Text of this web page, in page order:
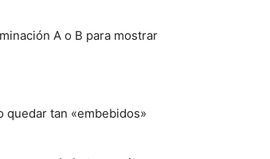
A o B para mostrar
tan «embebidos»